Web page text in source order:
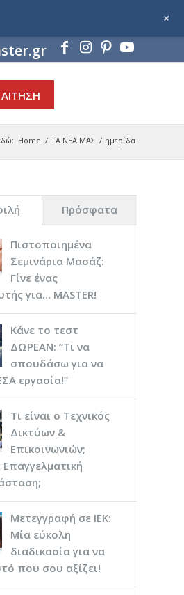
Home / ΤΑ ΝΕΑ ΜΑΣ / ημερίδα
Πρόσφατα
Πιστοποιημένα
Σεμινάρια Μασάζ:
Γίνε ένας
για… ΜASTER!
Κάνε το τεστ
ΔΩΡΕΑΝ: “Τι να
σπουδάσω για να
εργασία!”
Τι είναι ο Τεχνικός
Δικτύων &
Επικοινωνιών;
Μετεγγραφή σε ΙΕΚ:
Μία εύκολη
διαδικασία για να
που σου αξίζει!
+